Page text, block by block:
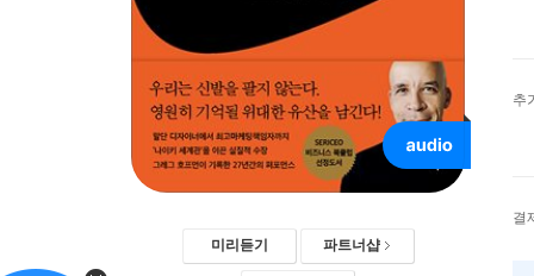
미리듣기 파트너샵
추
결